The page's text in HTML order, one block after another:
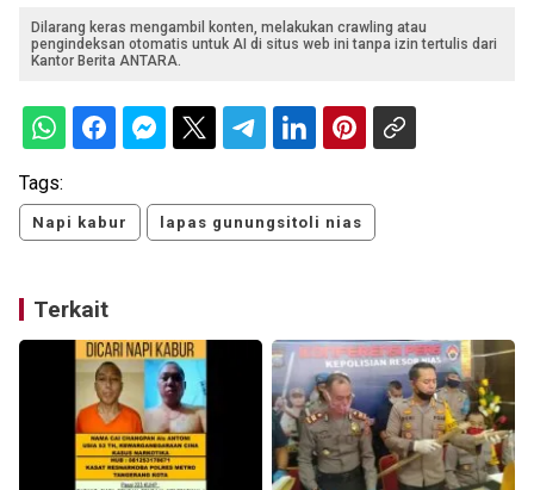
Dilarang keras mengambil konten, melakukan crawling atau
pengindeksan otomatis untuk AI di situs web ini tanpa izin tertulis dari
Kantor Berita ANTARA.
Tags:
Napi kabur lapas gunungsitoli nias
Terkait